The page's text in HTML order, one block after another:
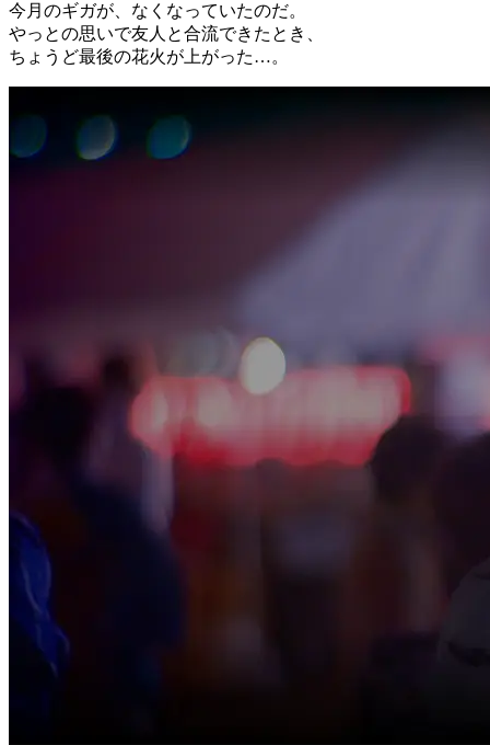
今月のギガが、なくなっていたのだ。
やっとの思いで友人と合流できたとき、
ちょうど最後の花火が上がった…。